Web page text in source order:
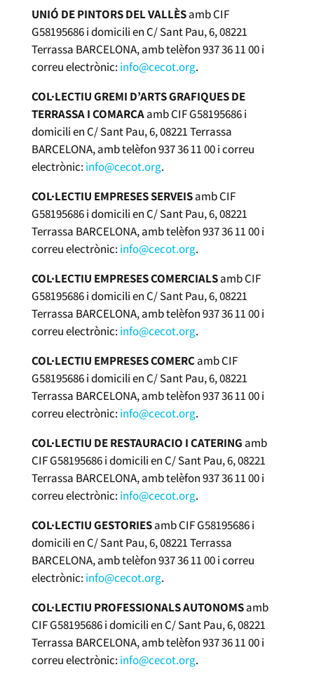
UNIÓ DE PINTORS DEL VALLÈSamb CIF
G58195686 i domicili en C/ Sant Pau, 6, 08221
Terrassa BARCELONA, amb telèfon 937 36 11 00 i
correu electrònic:info@cecot.org.
COL·LECTIU GREMI D’ARTS GRAFIQUES DE
TERRASSA I COMARCAamb CIF G58195686 i
domicili en C/ Sant Pau, 6, 08221 Terrassa
BARCELONA, amb telèfon 937 36 11 00 i correu
electrònic:info@cecot.org.
COL·LECTIU EMPRESES SERVEISamb CIF
G58195686 i domicili en C/ Sant Pau, 6, 08221
Terrassa BARCELONA, amb telèfon 937 36 11 00 i
correu electrònic:info@cecot.org.
COL·LECTIU EMPRESES COMERCIALSamb CIF
G58195686 i domicili en C/ Sant Pau, 6, 08221
Terrassa BARCELONA, amb telèfon 937 36 11 00 i
correu electrònic:info@cecot.org.
COL·LECTIU EMPRESES COMERÇamb CIF
G58195686 i domicili en C/ Sant Pau, 6, 08221
Terrassa BARCELONA, amb telèfon 937 36 11 00 i
correu electrònic:info@cecot.org.
COL·LECTIU DE RESTAURACIO I CATERING amb
CIF G58195686 i domicili en C/ Sant Pau, 6, 08221
Terrassa BARCELONA, amb telèfon 937 36 11 00 i
correu electrònic:info@cecot.org.
COL·LECTIU GESTORIESamb CIF G58195686 i
domicili en C/ Sant Pau, 6, 08221 Terrassa
BARCELONA, amb telèfon 937 36 11 00 i correu
electrònic:info@cecot.org.
COL·LECTIU PROFESSIONALS AUTONOMSamb
CIF G58195686 i domicili en C/ Sant Pau, 6, 08221
Terrassa BARCELONA, amb telèfon 937 36 11 00 i
correu electrònic:info@cecot.org.